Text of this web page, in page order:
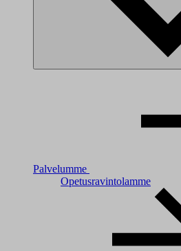
Palvelumme
Opetusravintolamme